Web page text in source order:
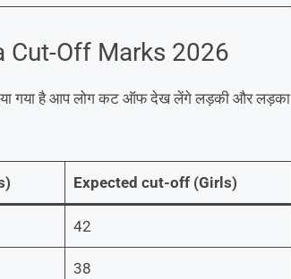
Cut-Off Marks 2026
गया है आप लोग कट ऑफ देख लेंगे लड़की और लड़का
Expected cut-off (Girls)
42
38